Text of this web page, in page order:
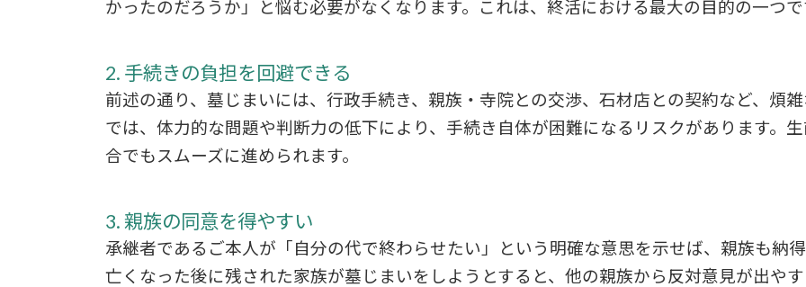
かったのだろうか」と悩む必要がなくなります。これは、終活における最大の目的の一つで
2. 手続きの負担を回避できる
前述の通り、墓じまいには、行政手続き、親族・寺院との交渉、石材店との契約など、煩
では、体力的な問題や判断力の低下により、手続き自体が困難になるリスクがあります。
合でもスムーズに進められます。
3. 親族の同意を得やすい
承継者であるご本人が「自分の代で終わらせたい」という明確な意思を示せば、親族も納
亡くなった後に残された家族が墓じまいをしようとすると、他の親族から反対意見が出や